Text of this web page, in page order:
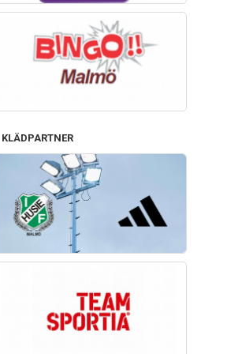
KLÄDPARTNER